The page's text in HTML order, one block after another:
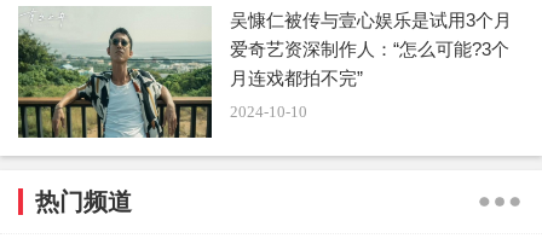
吴慷仁被传与壹心娱乐是试用3个月
爱奇艺资深制作人：“怎么可能?3个
月连戏都拍不完”
2024-10-10
热门频道